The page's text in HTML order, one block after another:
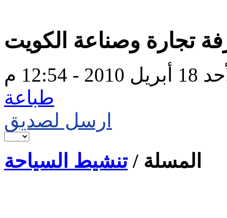
تجارة وصناعة الكويت
2010 - 12:54 م
طباعة
ارسل لصديق
المسلة /تنشيط السياحة